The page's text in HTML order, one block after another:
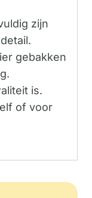
zijn
gebakken
is.
of voor